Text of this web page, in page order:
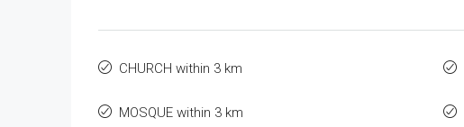
CHURCH within 3 km
MOSQUE within 3 km